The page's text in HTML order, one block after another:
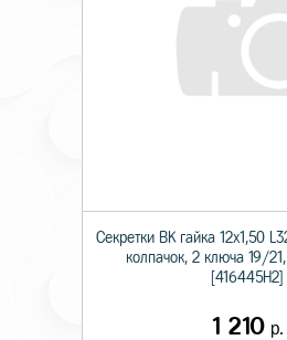
Секретки BK гайка 12х1,50
колпачок, 2 ключа 19/
[416445H2]
1 210р.